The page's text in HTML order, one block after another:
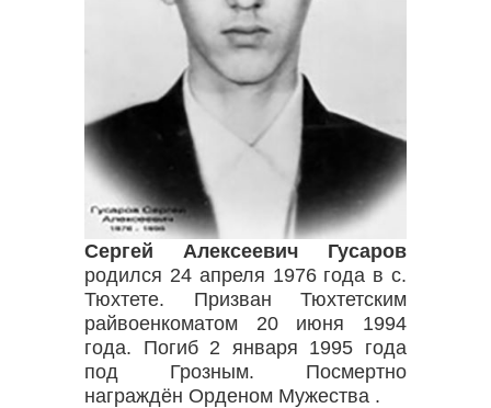
Сергей Алексеевич Гусаров
родился 24 апреля 1976 года в с.
Тюхтете. Призван Тюхтетским
райвоенкоматом 20 июня 1994
года. Погиб 2 января 1995 года
под Грозным. Посмертно
награждён Орденом Мужества .